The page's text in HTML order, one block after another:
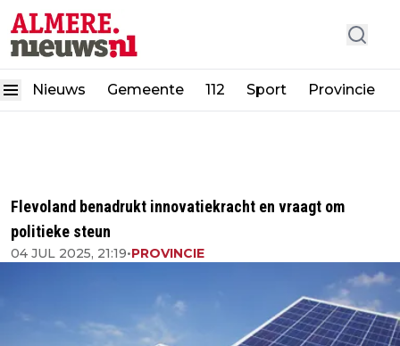
Nieuws Gemeente 112 Sport Provincie
Flevoland benadrukt innovatiekracht en vraagt om
politieke steun
04 JUL 2025, 21:19•PROVINCIE